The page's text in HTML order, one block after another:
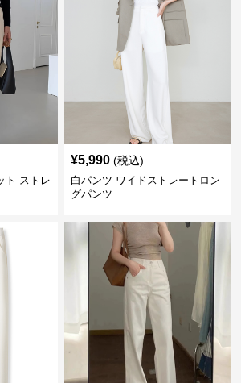
ト ストレ
¥5,990 (税込)
白パンツ ワイドストレートロン
グパンツ